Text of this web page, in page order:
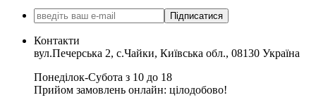
Підписатися
Контакти
вул.Печерська 2, с.Чайки, Київська обл., 08130 Україна
Понеділок-Субота з 10 до 18
Прийом замовлень онлайн: цілодобово!